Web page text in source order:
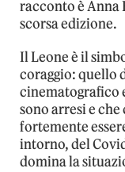
racconto è
scorsa edizione.
Il Leone è il
coraggio: quello
cinematografico
sono arresi e
fortemente
intorno, del
domina la